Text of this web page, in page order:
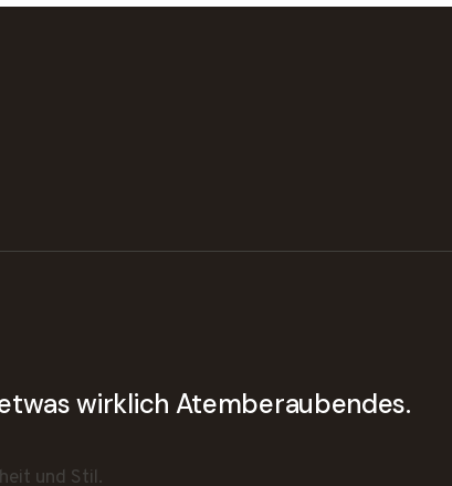
wirklich Atemberaubendes.
und Stil.